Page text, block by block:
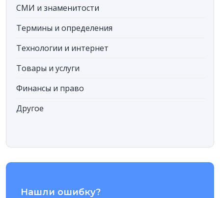
СМИ и знаменитости
Термины и определения
Технологии и интернет
Товары и услуги
Финансы и право
Другое
Нашли ошибку?